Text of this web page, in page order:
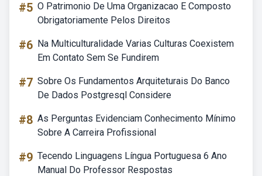
#5 O Patrimonio De Uma Organizacao E Composto
Obrigatoriamente Pelos Direitos
#6 Na Multiculturalidade Varias Culturas Coexistem
Em Contato Sem Se Fundirem
#7 Sobre Os Fundamentos Arquiteturais Do Banco
De Dados Postgresql Considere
#8 As Perguntas Evidenciam Conhecimento Mínimo
Sobre A Carreira Profissional
#9 Tecendo Linguagens Língua Portuguesa 6 Ano
Manual Do Professor Respostas